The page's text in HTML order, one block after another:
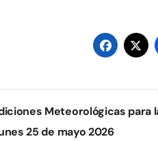
Meteorológicas para
25 de mayo 2026